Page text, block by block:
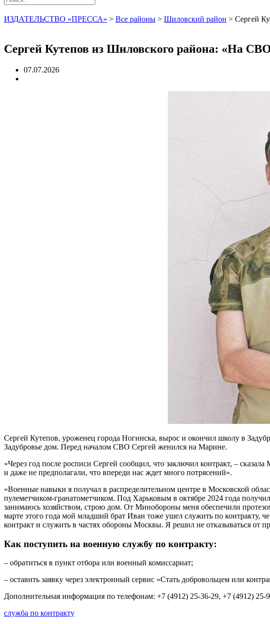
ИЗДАТЕЛЬСТВО «ПРЕССА» > Все районы > Шиловский район > Сергей
Сергей Кутепов из Шиловского района: «На
07.07.2026
Сергей Кутепов, уроженец города Ногинска, вырос и окончил школу в
Задубровье дом. Перед началом СВО Сергей женился на Марине.
«Через год после росписи Сергей сообщил, что заключил контракт, –
и даже не предполагали, что впереди нас ждет много потрясений».
«Военные навыки я получал в распределительном центре в Московской
пулеметчиком-гранатометчиком. Под Харьковым в октябре 2024 года
занимаюсь хозяйством, строю дом. От Минобороны меня обеспечили
марте этого года мой младший брат Иван тоже ушел служить по контракту,
контракт и служить в частях обороны Москвы. Я решил не отказываться от
Как поступить на военную службу по контракту:
– обратиться в пункт отбора или военный комиссариат;
– оставить заявку через электронный сервис «Стать добровольцем или
Дополнительная информация по телефонам: +7 (4912) 25-36-29, +7 (4912) 25-
служба по контракту